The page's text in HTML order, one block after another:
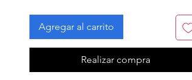
Agregar al carrito
Realizar compra